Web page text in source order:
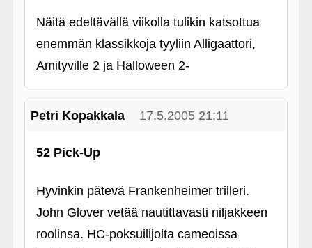
Näitä edeltävällä viikolla tulikin katsottua
enemmän klassikkoja tyyliin Alligaattori,
Amityville 2 ja Halloween 2-
Petri Kopakkala 17.5.2005 21:11
52 Pick-Up
Hyvinkin pätevä Frankenheimer trilleri.
John Glover vetää nautittavasti niljakkeen
roolinsa. HC-poksuilijoita cameoissa